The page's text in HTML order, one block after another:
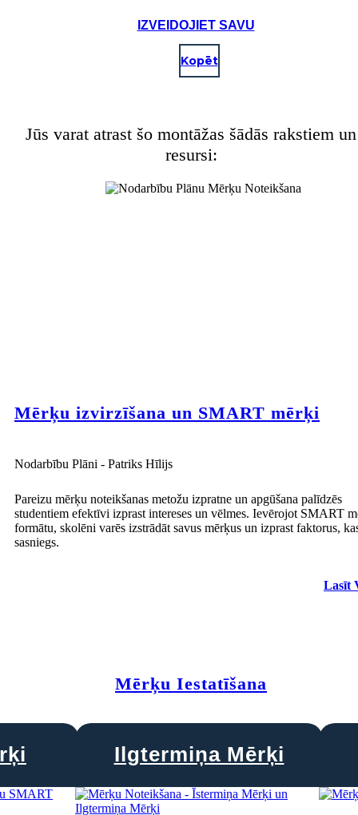
IZVEIDOJIET SAVU
Kopēt
Jūs varat atrast šo montāžas šādās rakstiem un
resursi:
Mērķu izvirzīšana un SMART mērķi
Nodarbību Plāni - Patriks Hīlijs
Pareizu mērķu noteikšanas metožu izpratne un apgūšana palīdzēs
studentiem efektīvi izprast intereses un vēlmes. Ievērojot SMART
formātu, skolēni varēs izstrādāt savus mērķus un izprast faktorus,
sasniegs.
Lasīt
Mērķu Iestatīšana
Ilgtermiņa Mērķi